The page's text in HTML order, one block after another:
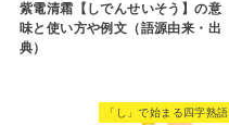
紫電清霜【しでんせいそう】の意
味と使い方や例文（語源由来・出
典）
「し」で始まる四字熟語